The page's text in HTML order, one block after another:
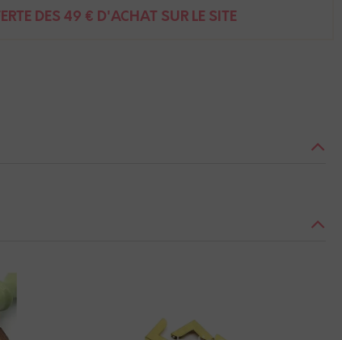
DÈS 49 € D'ACHAT SUR LE SITE